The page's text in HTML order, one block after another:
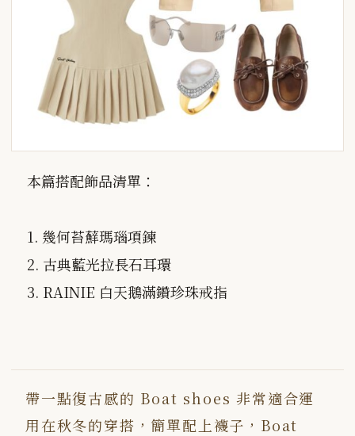
本篇搭配飾品清單：
1. 幾何苔蘚瑪瑙項鍊
2. 古典藍光拉長石耳環
3. RAINIE 白天鵝滿鑽珍珠戒指
帶一點復古感的 Boat shoes 非常適合運
用在秋冬的穿搭，簡單配上襪子，Boat